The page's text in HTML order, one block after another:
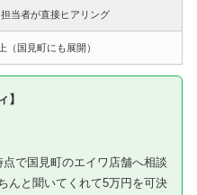
当者が直接ヒアリング
（国見町にも展開）
】
点で国見町のエイワ店舗へ相談
んと聞いてくれて5万円を可決